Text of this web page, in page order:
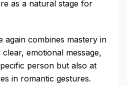
as a natural stage for
again combines mastery in
emotional message,
person but also at
in romantic gestures.